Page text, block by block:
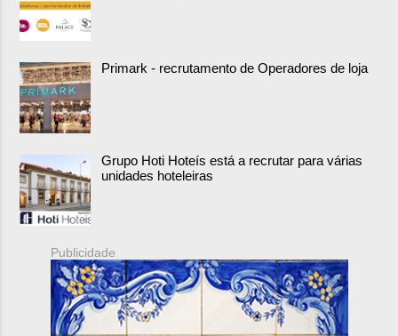
Primark - recrutamento de Operadores de loja
Grupo Hoti Hoteís está a recrutar para várias
unidades hoteleiras
Publicidade